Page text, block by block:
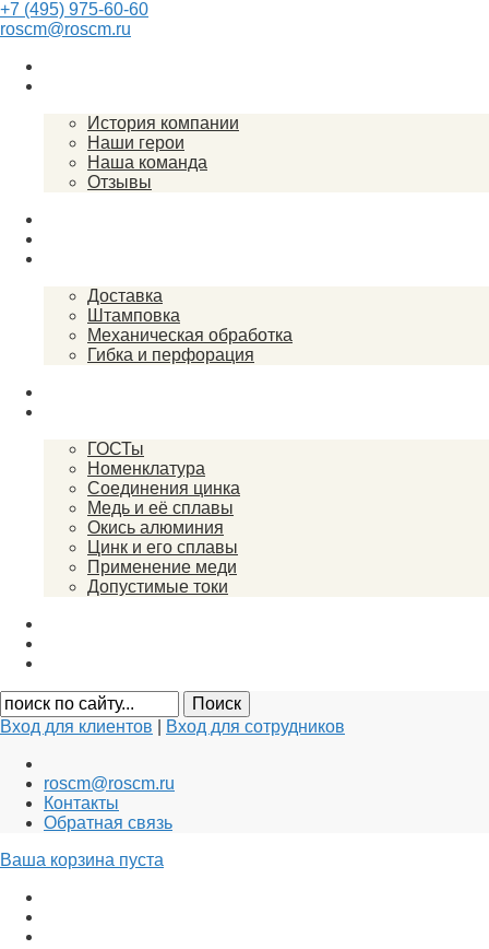
+7 (495) 975-60-60
roscm@roscm.ru
История компании
Наши герои
Наша команда
Отзывы
Доставка
Штамповка
Механическая обработка
Гибка и перфорация
ГОСТы
Номенклатура
Соединения цинка
Медь и её сплавы
Окись алюминия
Цинк и его сплавы
Применение меди
Допустимые токи
Вход для клиентов Вход для сотрудников
roscm@roscm.ru
Контакты
Обратная связь
Ваша корзина пуста